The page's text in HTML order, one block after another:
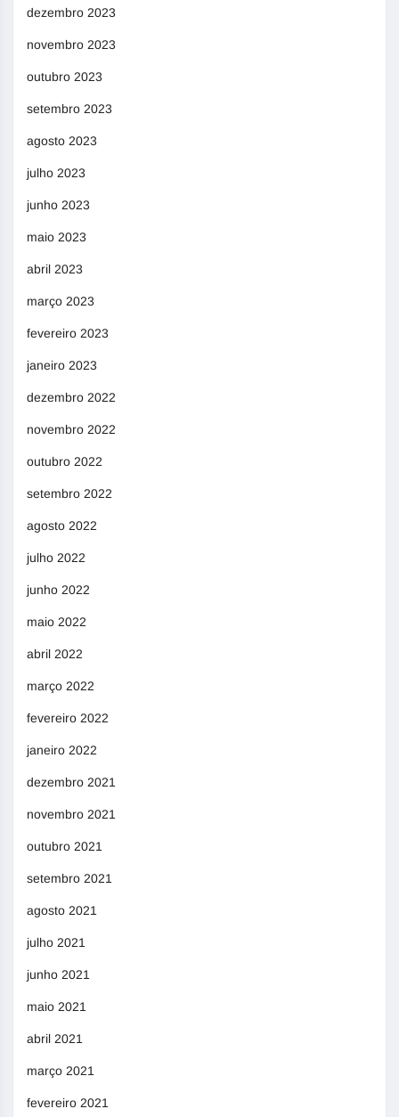
dezembro 2023
novembro 2023
outubro 2023
setembro 2023
agosto 2023
julho 2023
junho 2023
maio 2023
abril 2023
março 2023
fevereiro 2023
janeiro 2023
dezembro 2022
novembro 2022
outubro 2022
setembro 2022
agosto 2022
julho 2022
junho 2022
maio 2022
abril 2022
março 2022
fevereiro 2022
janeiro 2022
dezembro 2021
novembro 2021
outubro 2021
setembro 2021
agosto 2021
julho 2021
junho 2021
maio 2021
abril 2021
março 2021
fevereiro 2021